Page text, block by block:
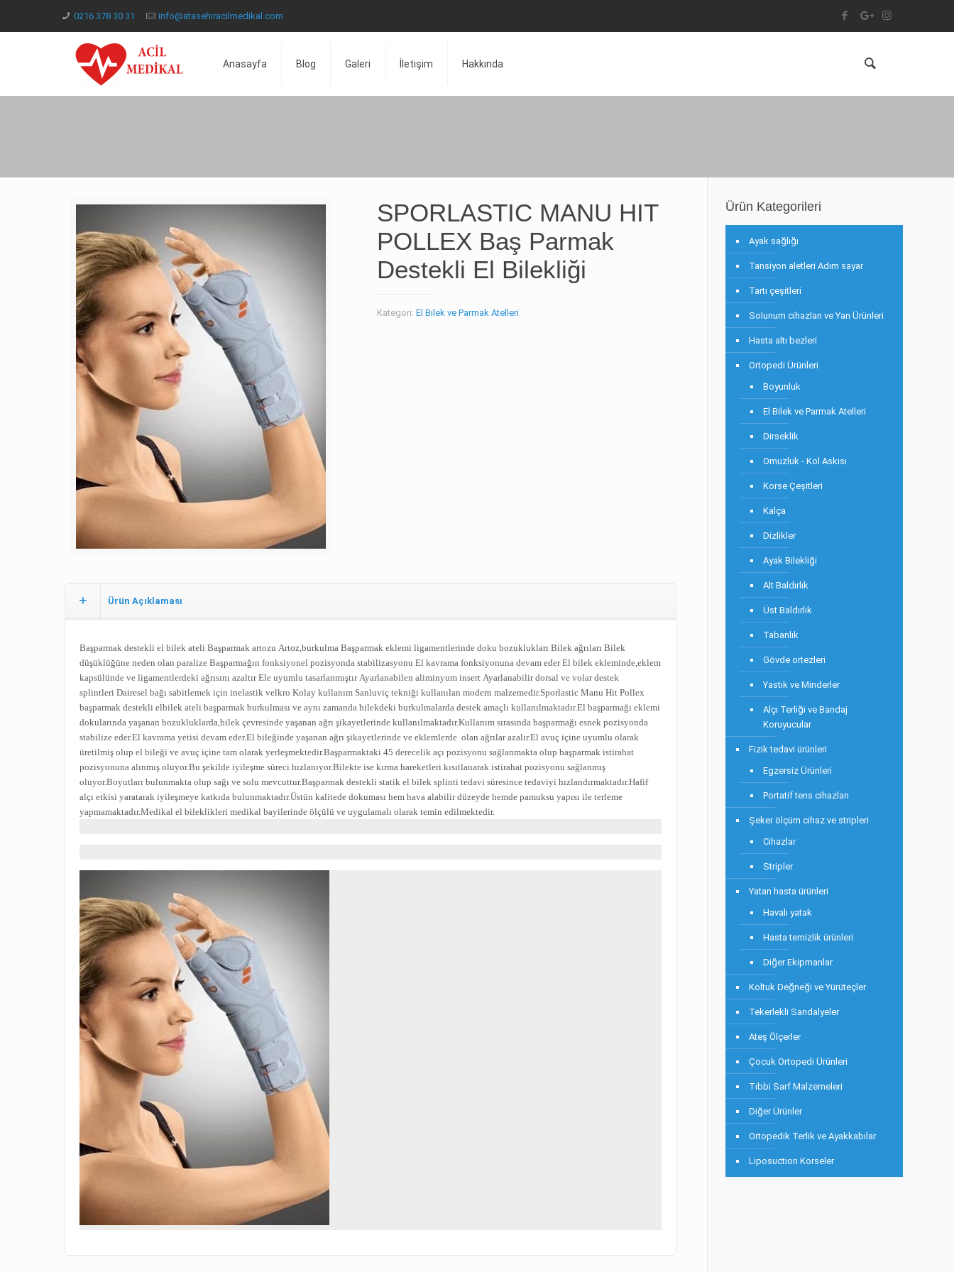
0216 378 30 31 info@atasehiracilmedikal.com
Anasayfa Blog Galeri İletişim Hakkında
SPORLASTIC MANU HIT
POLLEX Baş Parmak
Destekli El Bilekliği
Kategori: El Bilek ve Parmak Atelleri.
Ürün Açıklaması
Başparmak destekli el bilek ateli Başparmak artozu Artoz,burkulma Başparmak eklemi ligamentlerinde doku bozuklukları Bilek ağrıları Bilek
düşüklüğüne neden olan paralize Başparmağın fonksiyonel pozisyonda stabilizasyonu El kavrama fonksiyonuna devam ederEl bilek ekleminde,eklem
kapsülünde ve ligamentlerdeki ağrısını azaltırEle uyumlu tasarlanmıştırAyarlanabilen aliminyum insert Ayarlanabilir dorsal ve volar destek
splintleri Dairesel bağı sabitlemek için inelastik velkro Kolay kullanım Sanluviç tekniği kullanılan modern malzemedir.Sporlastic Manu Hit Pollex
başparmak destekli elbilek ateli başparmak burkulması ve aynı zamanda bilekdeki burkulmalarda destek amaçlı kullanılmaktadır.El başparmağı eklemi
dokularında yaşanan bozukluklarda,bilek çevresinde yaşanan ağrı şikayetlerinde kullanılmaktadır.Kullanım sırasında başparmağı esnek pozisyonda
stabilize eder.El kavrama yetisi devam eder.El bileğinde yaşanan ağrı şikayetlerinde ve eklemlerde olan ağrılar azalır.El avuç içine uyumlu olarak
üretilmiş olup el bileği ve avuç içine tam olarak yerleşmektedir.Başparmaktaki 45 derecelik açı pozisyonu sağlanmakta olup başparmak istirahat
pozisyonuna alınmış oluyor.Bu şekilde iyileşme süreci hızlanıyor.Bilekte ise kırma hareketleri kısıtlanarak istirahat pozisyonu sağlanmış
oluyor.Boyutları bulunmakta olup sağı ve solu mevcuttur.Başparmak destekli statik el bilek splinti tedavi süresince tedaviyi hızlandırmaktadır.Hafif
alçı etkisi yaratarak iyileşmeye katkıda bulunmaktadır.Üstün kalitede dokuması hem hava alabilir düzeyde hemde pamuksu yapısı ile terleme
yapmamaktadır.Medikal el bileklikleri medikal bayilerinde ölçülü ve uygulamalı olarak temin edilmektedir.
Ürün Kategorileri
Ayak sağlığı
Tansiyon aletleri Adım sayar
Tartı çeşitleri
Solunum cihazları ve Yan Ürünleri
Hasta altı bezleri
Ortopedi Ürünleri
Boyunluk
El Bilek ve Parmak Atelleri
Dirseklik
Omuzluk - Kol Askısı
Korse Çeşitleri
Kalça
Dizlikler
Ayak Bilekliği
Alt Baldırlık
Üst Baldırlık
Tabanlık
Gövde ortezleri
Yastık ve Minderler
Alçı Terliği ve Bandaj
Koruyucular
Fizik tedavi ürünleri
Egzersiz Ürünleri
Portatif tens cihazları
Şeker ölçüm cihaz ve stripleri
Cihazlar
Stripler
Yatan hasta ürünleri
Havalı yatak
Hasta temizlik ürünleri
Diğer Ekipmanlar
Koltuk Değneği ve Yürüteçler
Tekerlekli Sandalyeler
Ateş Ölçerler
Çocuk Ortopedi Ürünleri
Tıbbi Sarf Malzemeleri
Diğer Ürünler
Ortopedik Terlik ve Ayakkabılar
Liposuction Korseler